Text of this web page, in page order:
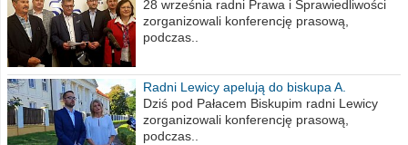
na 2021 rok
28 września radni Prawa i Sprawiedliwości
zorganizowali konferencję prasową,
podczas..
Radni Lewicy apelują do biskupa A.
Wiesława Meringa
Dziś pod Pałacem Biskupim radni Lewicy
zorganizowali konferencję prasową,
podczas..